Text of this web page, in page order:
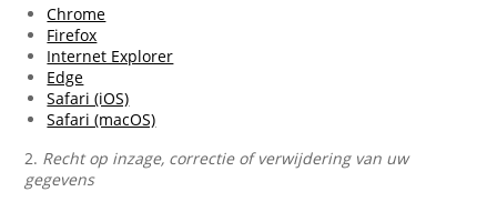
Chrome
Firefox
Internet Explorer
Edge
Safari (iOS)
Safari (macOS)
2. Recht op inzage, correctie of verwijdering van uw
gegevens